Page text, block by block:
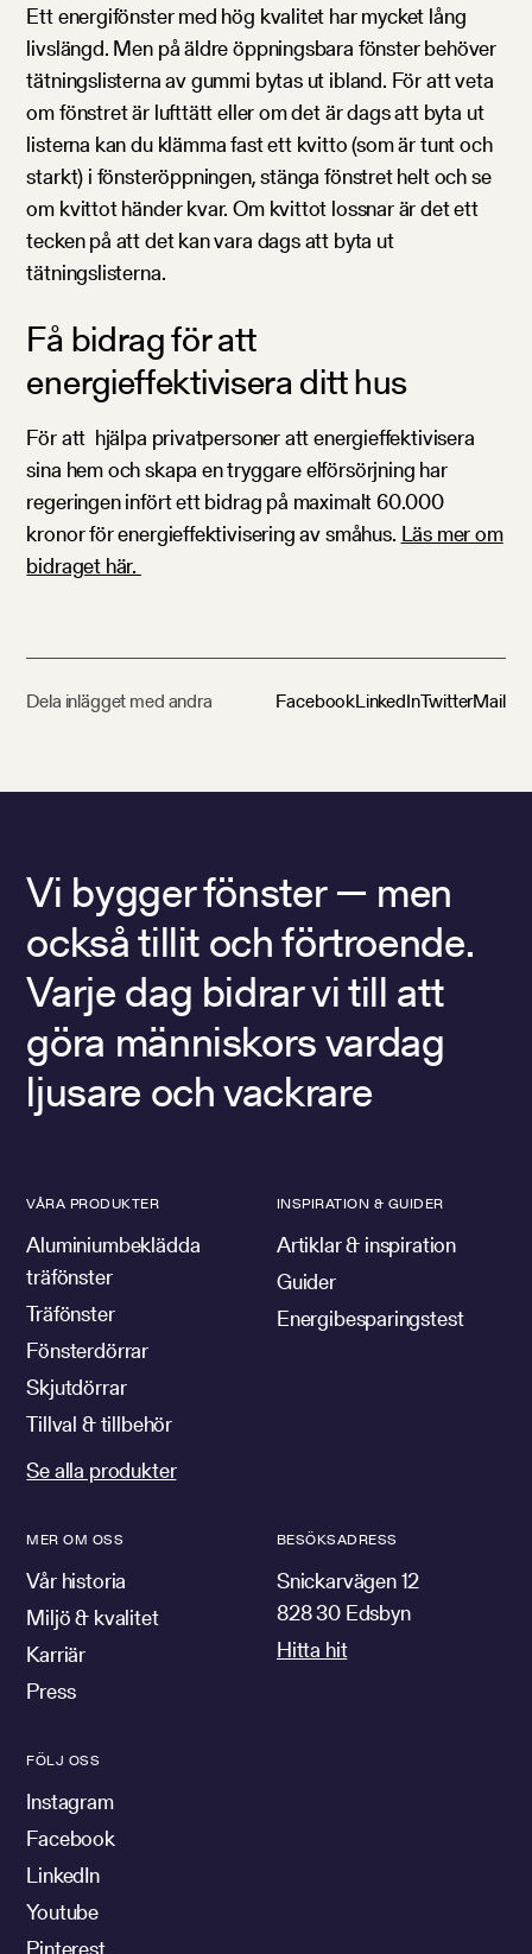
Ett energifönster med hög kvalitet har mycket lång
livslängd. Men på äldre öppningsbara fönster behöver
tätningslisterna av gummi bytas ut ibland. För att veta
om fönstret är lufttätt eller om det är dags att byta ut
listerna kan du klämma fast ett kvitto (som är tunt och
starkt) i fönsteröppningen, stänga fönstret helt och se
om kvittot händer kvar. Om kvittot lossnar är det ett
tecken på att det kan vara dags att byta ut
tätningslisterna.
Få bidrag för att
energieffektivisera ditt hus
För att hjälpa privatpersoner att energieffektivisera
sina hem och skapa en tryggare elförsörjning har
regeringen infört ett bidrag på maximalt 60.000
kronor för energieffektivisering av småhus. Läs mer om
bidraget här.
Dela inlägget med andra FacebookLinkedInTwitterMail
Vi bygger fönster — men
också tillit och förtroende.
Varje dag bidrar vi till att
göra människors vardag
ljusare och vackrare
VÅRA PRODUKTER
Aluminiumbeklädda
träfönster
Träfönster
Fönsterdörrar
Skjutdörrar
Tillval & tillbehör
Se alla produkter
INSPIRATION & GUIDER
Artiklar & inspiration
Guider
Energibesparingstest
MER OM OSS
Vår historia
Miljö & kvalitet
Karriär
Press
BESÖKSADRESS
Snickarvägen 12
828 30 Edsbyn
Hitta hit
FÖLJ OSS
Instagram
Facebook
LinkedIn
Youtube